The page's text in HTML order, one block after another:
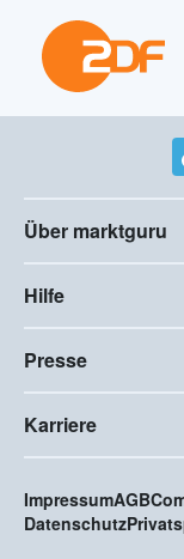
Über marktguru
Hilfe
Presse
Karriere
ImpressumAGB
Datenschutz